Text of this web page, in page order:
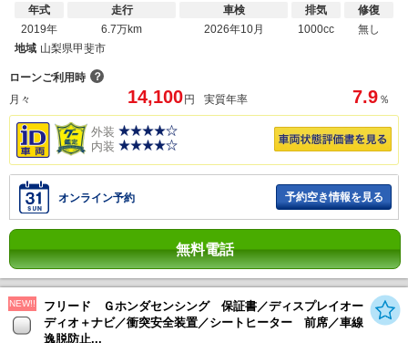
年式
2019年
走行
6.7万km
車検
2026年10月
排気
1000cc
修復
無し
地域 山梨県甲斐市
ローンご利用時 ？
月々
14,100円 実質年率 7.9 ％
外装
内装
オンライン予約 予約空き情報を見る
無料電話
NEW!!
フリード Ｇホンダセンシング 保証書／ディスプレイオー
ディオ＋ナビ／衝突安全装置／シートヒーター 前席／車線
逸脱防止...